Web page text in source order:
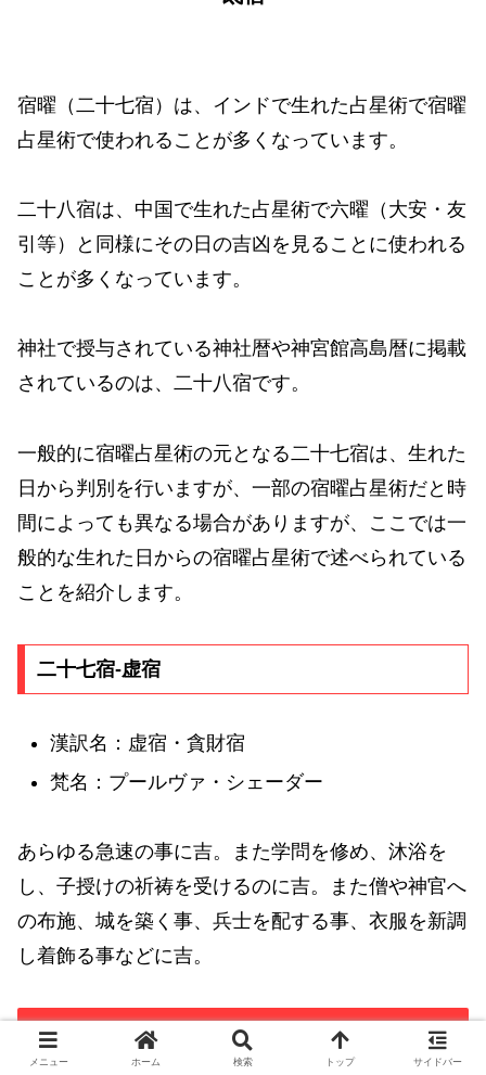
宿曜（二十七宿）は、インドで生れた占星術で宿曜
占星術で使われることが多くなっています。
二十八宿は、中国で生れた占星術で六曜（大安・友
引等）と同様にその日の吉凶を見ることに使われる
ことが多くなっています。
神社で授与されている神社暦や神宮館高島暦に掲載
されているのは、二十八宿です。
一般的に宿曜占星術の元となる二十七宿は、生れた
日から判別を行いますが、一部の宿曜占星術だと時
間によっても異なる場合がありますが、ここでは一
般的な生れた日からの宿曜占星術で述べられている
ことを紹介します。
二十七宿-虚宿
漢訳名：虚宿・貪財宿
梵名：プールヴァ・シェーダー
あらゆる急速の事に吉。また学問を修め、沐浴を
し、子授けの祈祷を受けるのに吉。また僧や神官へ
の布施、城を築く事、兵士を配する事、衣服を新調
し着飾る事などに吉。
1931年4月11日生れの六曜と十二直
メニュー ホーム 検索 トップ サイドバー